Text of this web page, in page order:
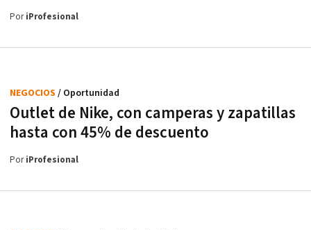
PoriProfesional
Outlet de Nike, con camperas y zapatillas
hasta con 45% de descuento
NEGOCIOS / Oportunidad
PoriProfesional